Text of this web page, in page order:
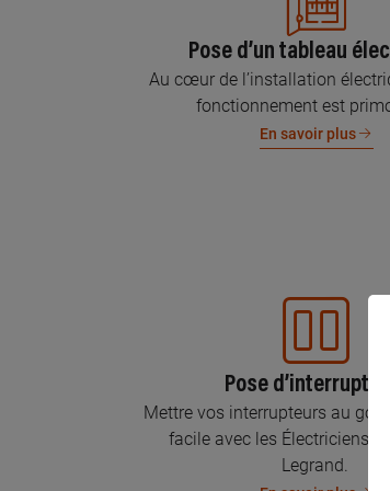
Pose d’un tableau
Au cœur de l’installation
fonctionnement est
En savoir plus
Pose
Mettre vos interrupteurs au goût
facile avec les Électriciens
Legrand.